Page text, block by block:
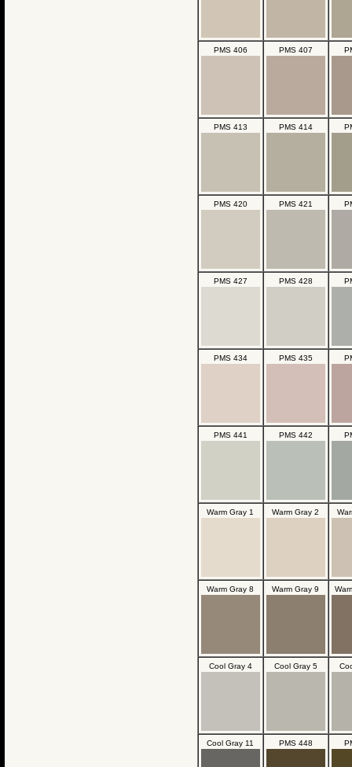
PMS 406 PMS 407
PMS 413 PMS 414
PMS 420 PMS 421
PMS 427 PMS 428
PMS 434 PMS 435
PMS 441 PMS 442
Warm Gray 1 Warm Gray 2
Warm Gray 8 Warm Gray 9
Cool Gray 4 Cool Gray 5
Cool Gray 11 PMS 448